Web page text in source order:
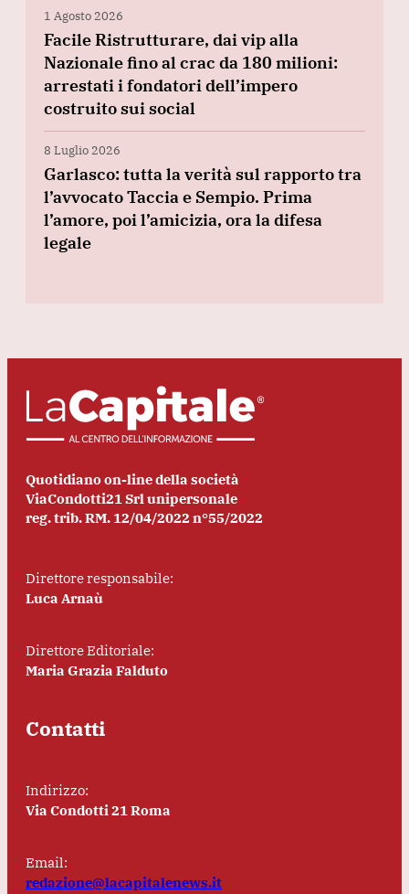
1 Agosto 2026
Facile Ristrutturare, dai vip alla
Nazionale fino al crac da 180 milioni:
arrestati i fondatori dell’impero
costruito sui social
8 Luglio 2026
Garlasco: tutta la verità sul rapporto tra
l’avvocato Taccia e Sempio. Prima
l’amore, poi l’amicizia, ora la difesa
legale
Quotidiano on-line della società
ViaCondotti21 Srl unipersonale
reg. trib. RM. 12/04/2022 n°55/2022
Direttore responsabile:
Luca Arnaù
Direttore Editoriale:
Maria Grazia Falduto
Contatti
Indirizzo:
Via Condotti 21 Roma
Email:
redazione@lacapitalenews.it